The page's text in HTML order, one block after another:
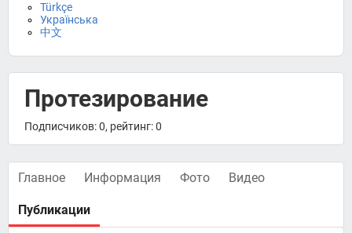
Türkçe
Українська
中文
Протезирование
Подписчиков: 0, рейтинг: 0
Главное Информация Фото Видео
Публикации